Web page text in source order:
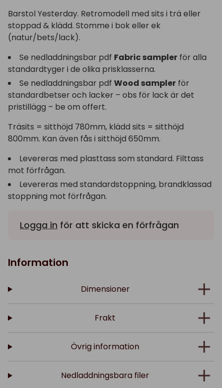
Barstol Yesterday. Retromodell med sits i trä eller
stoppad & klädd. Stomme i bok eller ek
(natur/bets/lack).
Se nedladdningsbar pdf Fabric sampler för alla
standardtyger i de olika prisklasserna.
Se nedladdningsbar pdf Wood sampler för
standardbetser och lacker – obs för lack är det
pristillägg – be om offert.
Träsits = sitthöjd 780mm, klädd sits = sitthöjd
800mm. Kan även fås i sitthöjd 650mm.
Levereras med plasttass som standard. Filttass
mot förfrågan.
Levereras med standardstoppning, brandklassad
stoppning mot förfrågan.
Logga in för att skicka en förfrågan
Information
Dimensioner
Frakt
Övrig information
Nedladdningsbara filer